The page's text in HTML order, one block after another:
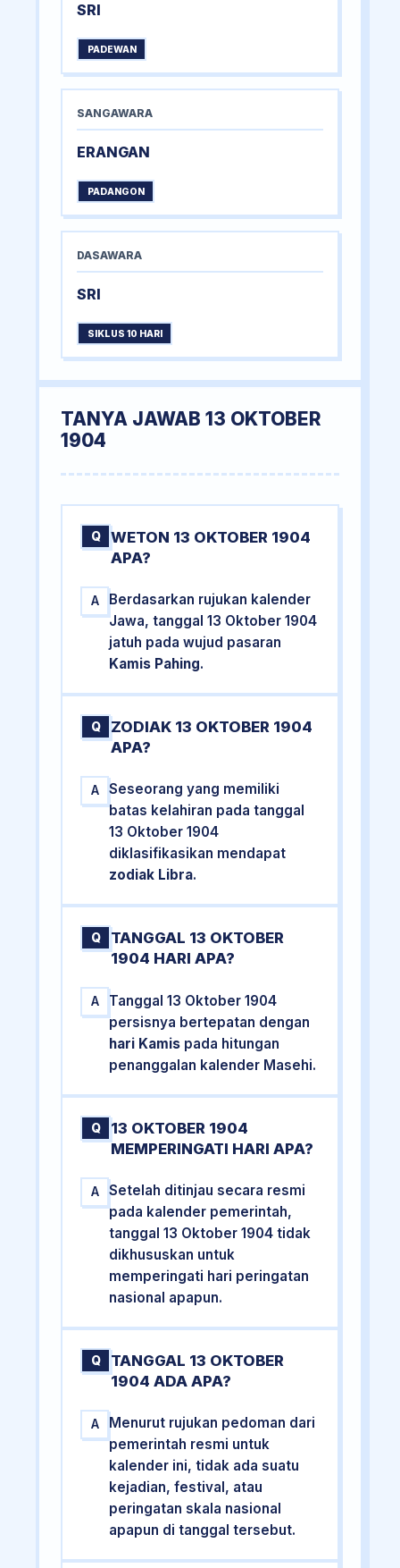
SRI
PADEWAN
SANGAWARA
ERANGAN
PADANGON
DASAWARA
SRI
SIKLUS 10 HARI
TANYA JAWAB 13 OKTOBER
1904
Q
WETON 13 OKTOBER 1904
APA?
A
Berdasarkan rujukan kalender
Jawa, tanggal 13 Oktober 1904
jatuh pada wujud pasaran
Kamis Pahing.
Q
ZODIAK 13 OKTOBER 1904
APA?
A
Seseorang yang memiliki
batas kelahiran pada tanggal
13 Oktober 1904
diklasifikasikan mendapat
zodiak Libra.
Q
TANGGAL 13 OKTOBER
1904 HARI APA?
A
Tanggal 13 Oktober 1904
persisnya bertepatan dengan
hari Kamis pada hitungan
penanggalan kalender Masehi.
Q
13 OKTOBER 1904
MEMPERINGATI HARI APA?
A
Setelah ditinjau secara resmi
pada kalender pemerintah,
tanggal 13 Oktober 1904 tidak
dikhususkan untuk
memperingati hari peringatan
nasional apapun.
Q
TANGGAL 13 OKTOBER
1904 ADA APA?
A
Menurut rujukan pedoman dari
pemerintah resmi untuk
kalender ini, tidak ada suatu
kejadian, festival, atau
peringatan skala nasional
apapun di tanggal tersebut.